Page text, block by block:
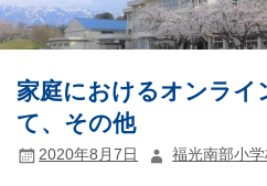
家庭におけるオンライ
て、その他
2020年8月7日 福光南部小学